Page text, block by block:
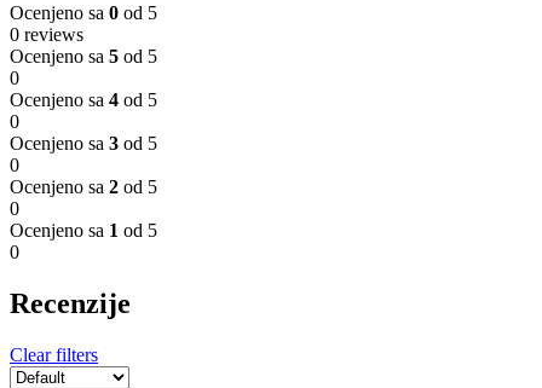
Ocenjeno sa 0 od 5
0 reviews
Ocenjeno sa 5 od 5
0
Ocenjeno sa 4 od 5
0
Ocenjeno sa 3 od 5
0
Ocenjeno sa 2 od 5
0
Ocenjeno sa 1 od 5
0
Recenzije
Clear filters